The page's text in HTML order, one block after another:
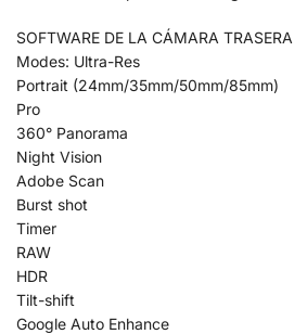
SOFTWARE DE LA CÁMARA TRASERA
Modes: Ultra-Res
Portrait (24mm/35mm/50mm/85mm)
Pro
360° Panorama
Night Vision
Adobe Scan
Burst shot
Timer
RAW
HDR
Tilt-shift
Google Auto Enhance